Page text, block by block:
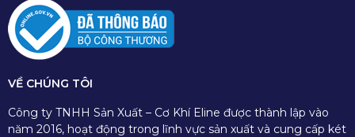
VỀ CHÚNG TÔI
Công ty TNHH Sản Xuất – Cơ Khí Eline được thành lập vào
năm 2016, hoạt động trong lĩnh vực sản xuất và cung cấp két